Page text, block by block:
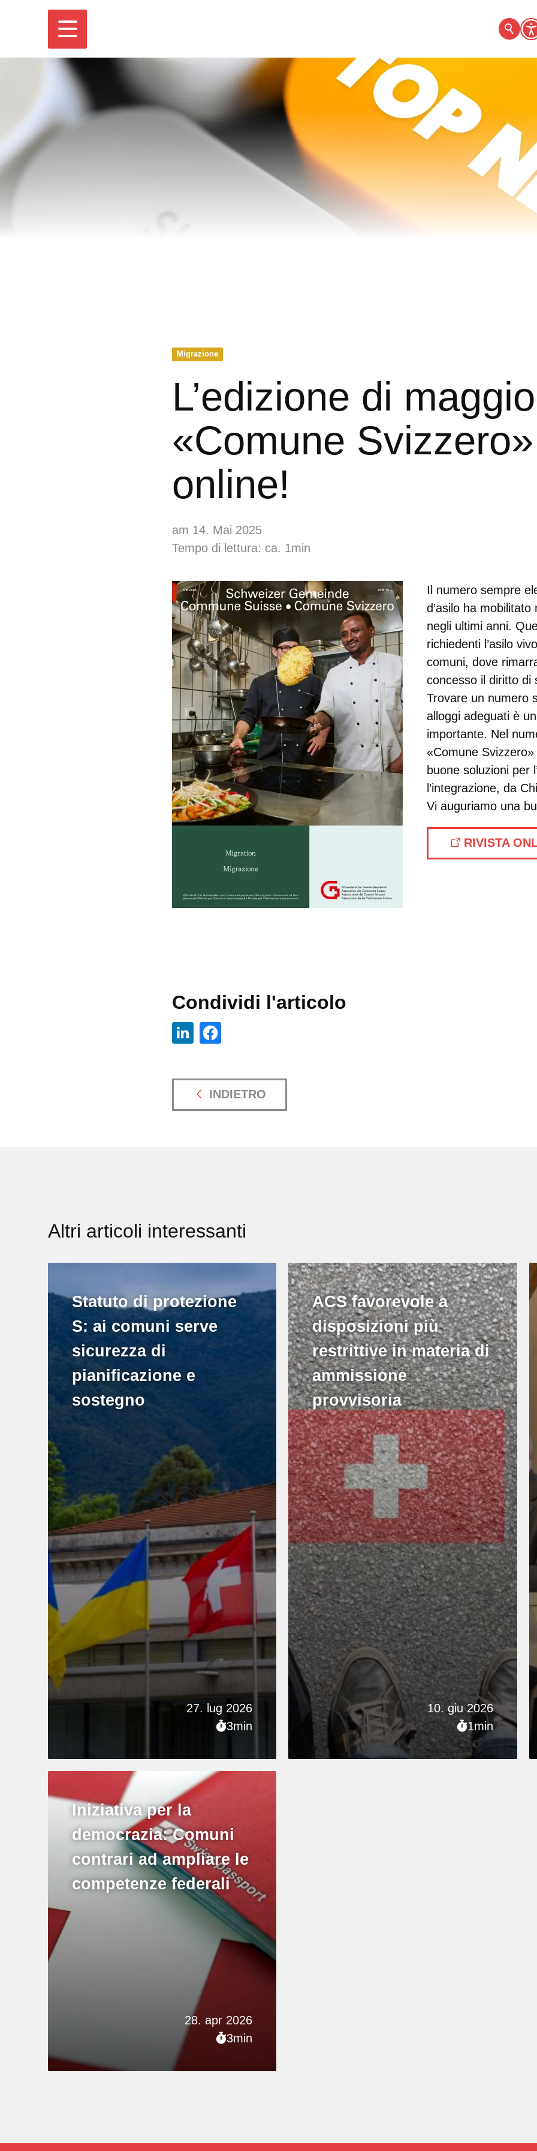
Migrazione
L’edizione di
«Comune
online!
am 14. Mai 2025
Tempo di lettura: ca. 1min
Il numero sempre
d’asilo ha
negli ultimi anni.
richiedenti l’asilo
comuni, dove
concesso il diritto di
Trovare un numero
alloggi adeguati è
importante. Nel
«Comune
buone soluzioni per
l’integrazione, da
Vi auguriamo una
RIVISTA
Condividi l'articolo
INDIETRO
Altri articoli interessanti
27. lug 2026
3min
Statuto di protezione
S: ai comuni serve
sicurezza di
pianificazione e
sostegno
10. giu 2026
1min
ACS favorevole a
disposizioni più
restrittive in materia di
ammissione
provvisoria
28. apr 2026
3min
Iniziativa per la
democrazia: Comuni
contrari ad ampliare le
competenze federali